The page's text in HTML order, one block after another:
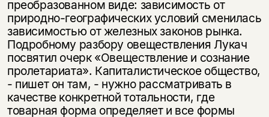
преобразованном виде: зависимость от
природно-географических условий сменилась
зависимостью от железных законов рынка.
Подробному разбору овеществления Лукач
посвятил очерк «Овеществление и сознание
пролетариата». Капиталистическое общество,
- пишет он там, - нужно рассматривать в
качестве конкретной тотальности, где
товарная форма определяет и все формы